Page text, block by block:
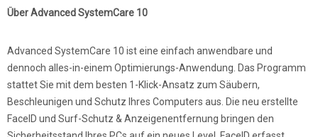
Über Advanced SystemCare 10
Advanced SystemCare 10 ist eine einfach anwendbare und
dennoch alles-in-einem Optimierungs-Anwendung. Das Programm
stattet Sie mit dem besten 1-Klick-Ansatz zum Säubern,
Beschleunigen und Schutz Ihres Computers aus. Die neu erstellte
FaceID und Surf-Schutz & Anzeigenentfernung bringen den